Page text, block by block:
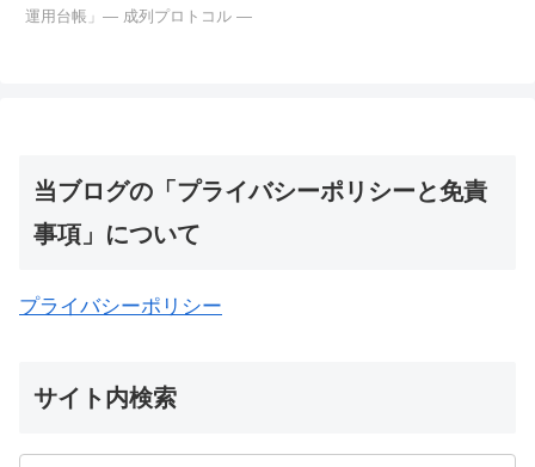
運用台帳」― 成列プロトコル ―
当ブログの「プライバシーポリシーと免責
事項」について
プライバシーポリシー
サイト内検索